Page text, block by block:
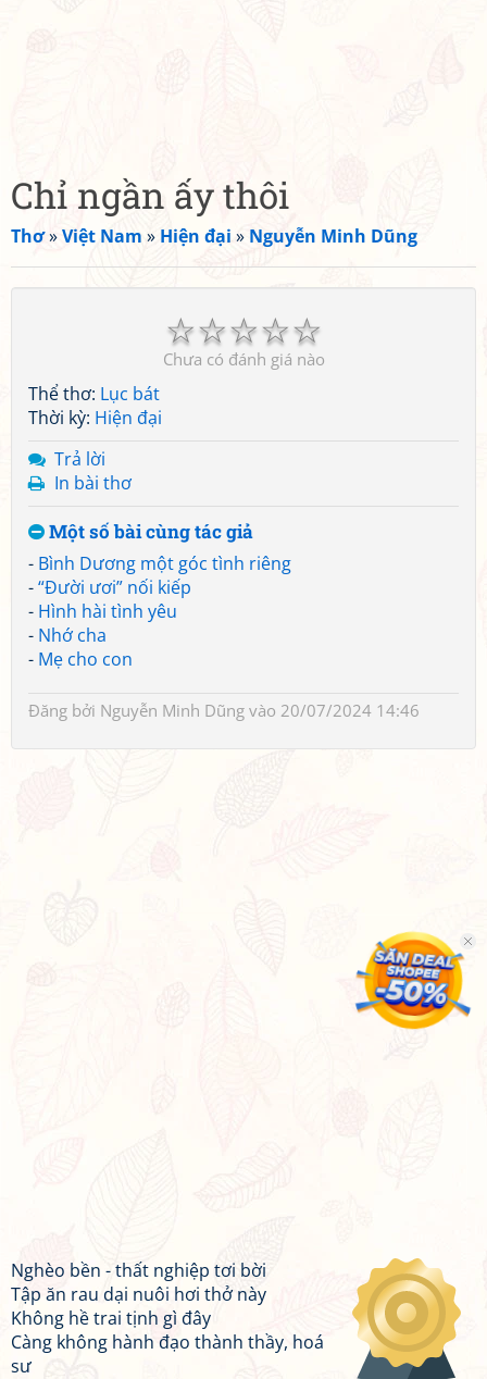
Chỉ ngần ấy thôi
Thơ»Việt Nam » Hiện đại » Nguyễn Minh Dũng
☆
☆
☆
☆
☆
Chưa có đánh giá nào
Thể thơ: Lục bát
Thời kỳ: Hiện đại
Trả lời
In bài thơ
Một số bài cùng tác giả
- Bình Dương một góc tình riêng
-“Đười ươi” nối kiếp
- Hình hài tình yêu
- Nhớ cha
- Mẹ cho con
Đăng bởi Nguyễn Minh Dũng vào 20/07/2024 14:46
Nghèo bền - thất nghiệp tơi bời
Tập ăn rau dại nuôi hơi thở này
Không hề trai tịnh gì đây
Càng không hành đạo thành thầy, hoá
sư